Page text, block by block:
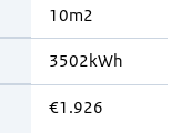
10m2
3502kWh
€1.926